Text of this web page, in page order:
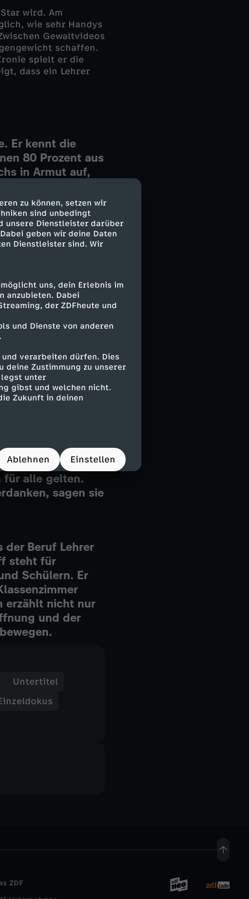
zu können, setzen wir
sind unbedingt
unsere Dienstleister darüber
geben wir deine Daten
Dienstleister sind. Wir
uns, dein Erlebnis im
anzubieten. Dabei
der ZDFheute und
und Dienste von anderen
verarbeiten dürfen. Dies
Zustimmung zu unserer
unter
gibst und welchen nicht.
Zukunft in deinen
Ablehnen Einstellen
wird. Am
wie sehr Handys
Gewaltvideos
schaffen.
spielt er die
dass ein Lehrer
Er kennt die
80 Prozent aus
in Armut auf,
mit leerem
"Frosch"
das
nutzen darf.
und Härte.
Nahen Osten
die
wieder in
drei Kinder.
Elternhaus auf
und durch
und Schülern
Schule ein
Erfahrungen,
erfand.
für alle gelten.
sagen sie
Beruf Lehrer
steht für
Schülern. Er
erzählt nicht nur
und der
Untertitel
ZDF